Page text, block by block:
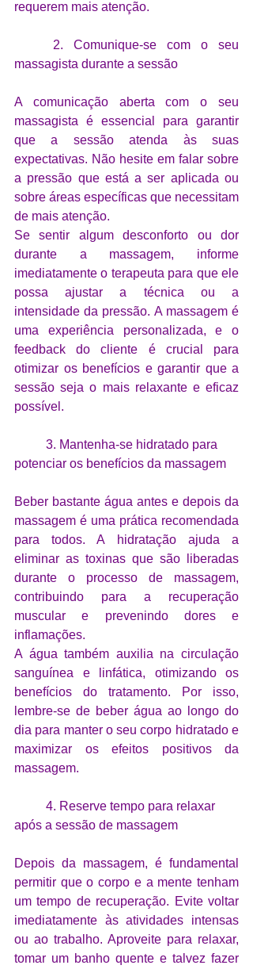
requerem mais atenção.
2. Comunique-se com o seu
massagista durante a sessão
A comunicação aberta com o seu
massagista é essencial para garantir
que a sessão atenda às suas
expectativas. Não hesite em falar sobre
a pressão que está a ser aplicada ou
sobre áreas específicas que necessitam
de mais atenção.
Se sentir algum desconforto ou dor
durante a massagem, informe
imediatamente o terapeuta para que ele
possa ajustar a técnica ou a
intensidade da pressão. A massagem é
uma experiência personalizada, e o
feedback do cliente é crucial para
otimizar os benefícios e garantir que a
sessão seja o mais relaxante e eficaz
possível.
potenciar os benefícios da massagem
Beber bastante água antes e depois da
massagem é uma prática recomendada
para todos. A hidratação ajuda a
eliminar as toxinas que são liberadas
durante o processo de massagem,
contribuindo para a recuperação
muscular e prevenindo dores e
inflamações.
A água também auxilia na circulação
sanguínea e linfática, otimizando os
benefícios do tratamento. Por isso,
lembre-se de beber água ao longo do
dia para manter o seu corpo hidratado e
maximizar os efeitos positivos da
massagem.
4. Reserve tempo para relaxar
após a sessão de massagem
Depois da massagem, é fundamental
permitir que o corpo e a mente tenham
um tempo de recuperação. Evite voltar
imediatamente às atividades intensas
ou ao trabalho. Aproveite para relaxar,
tomar um banho quente e talvez fazer